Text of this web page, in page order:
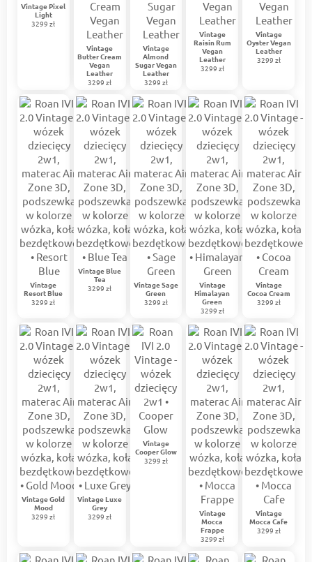
Vintage Pixel
Light
3299 zł
Vintage
Butter Cream
Vegan
Leather
3299 zł
Vintage
Almond
Sugar Vegan
Leather
3299 zł
Vintage
Raisin Rum
Vegan
Leather
3299 zł
Vintage
Oyster Vegan
Leather
3299 zł
Vintage
Resort Blue
3299 zł
Vintage Blue
Tea
3299 zł
Vintage Sage
Green
3299 zł
Vintage
Himalayan
Green
3299 zł
Vintage
Cocoa Cream
3299 zł
Vintage Gold
Mood
3299 zł
Vintage Luxe
Grey
3299 zł
Vintage
Cooper Glow
3299 zł
Vintage
Mocca
Frappe
3299 zł
Vintage
Mocca Cafe
3299 zł